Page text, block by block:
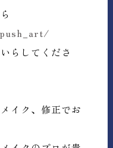
らしてくださ
イク、修正でお